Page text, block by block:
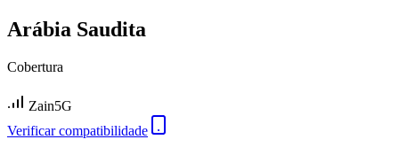
Arábia Saudita
Cobertura
Zain5G
Verificar compatibilidade